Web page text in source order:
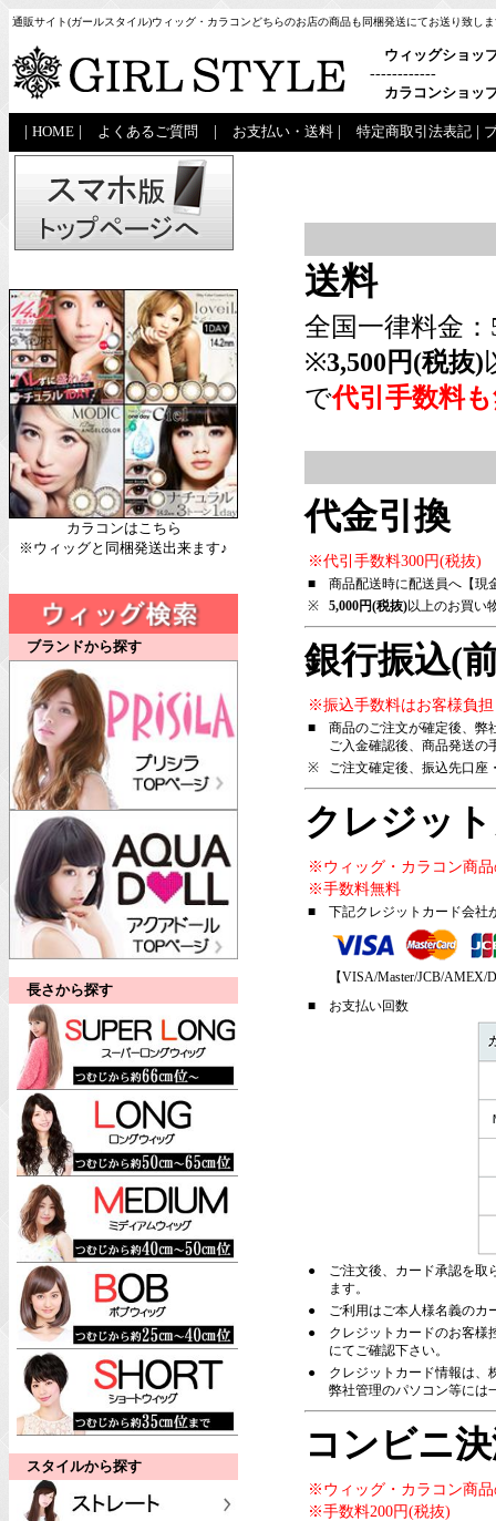
通販サイト(ガールスタイル)ウィッグ・カラコンどちらのお店の商品も同梱発送にてお送り致し
ウィッグショッ
------------
カラコンショッ
HOME よくあるご質問 お支払い・送料 特定商取引法表記
カラコンはこちら
※ウィッグと同梱発送出来ます♪
ブランドから探す
長さから探す
スタイルから探す
送料
全国一律料金：
※3,500円(税抜)
で代引手数料
代金引換
※代引手数料300円(税抜)
■
商品配送時に配送員へ【現
※
5,000円(税抜)以上のお買い
銀行振込(
※振込手数料はお客様負担
■
商品のご注文が確定後、弊
ご入金確認後、商品発送の
※
ご注文確定後、振込先口座
クレジッ
※ウィッグ・カラコン商
※手数料無料
■ 下記クレジットカード会社
【VISA/Master/JCB/AMEX/
■
お支払い回数
●
ご注文後、カード承認を取
ます。
●
ご利用はご本人様名義のカ
●
クレジットカードのお客様
にてご確認下さい。
●
クレジットカード情報は、
弊社管理のパソコン等には
コンビニ
※ウィッグ・カラコン商
※手数料200円(税抜)